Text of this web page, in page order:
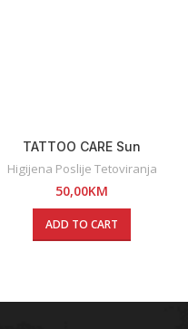
TATTOO CARE Sun
Protection, 80 g
Higijena Poslije Tetoviranja
50,00KM
ADD TO CART